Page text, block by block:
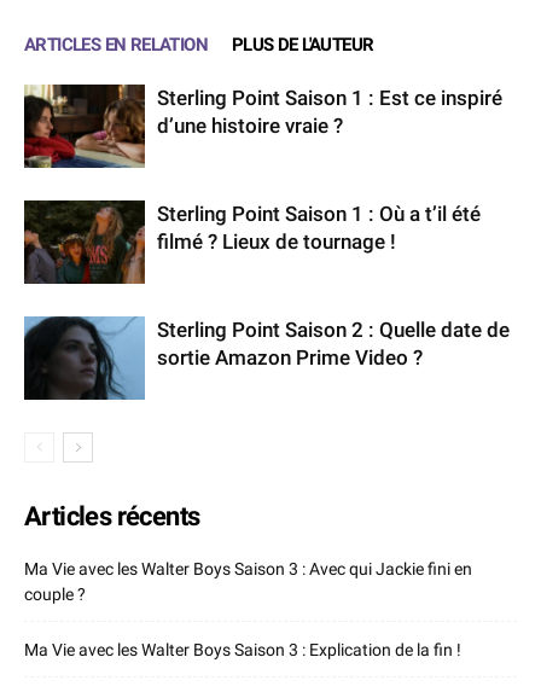
ARTICLES EN RELATION PLUS DE L'AUTEUR
Sterling Point Saison 1 : Est ce inspiré
d’une histoire vraie ?
Sterling Point Saison 1 : Où a t’il été
filmé ? Lieux de tournage !
Sterling Point Saison 2 : Quelle date de
sortie Amazon Prime Video ?
Articles récents
Ma Vie avec les Walter Boys Saison 3 : Avec qui Jackie fini en
couple ?
Ma Vie avec les Walter Boys Saison 3 : Explication de la fin !